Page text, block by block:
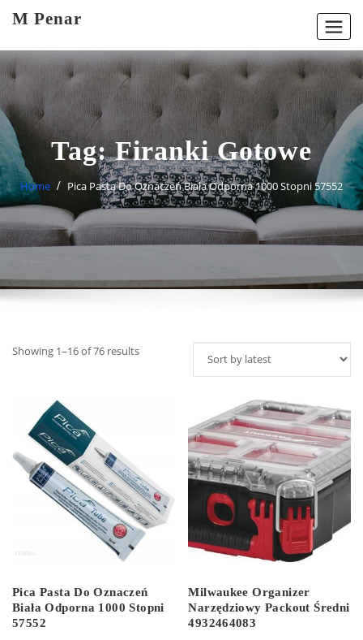
M Penar
Tag:Firanki Gotowe
Home Pica Pasta Do Oznaczeń Biała Odporna 1000 Stopni 57552
Showing 1–16 of 76 results
Pica Pasta Do Oznaczeń
Biała Odporna 1000 Stopni
57552
Milwaukee Organizer
Narzędziowy Packout Średni
4932464083